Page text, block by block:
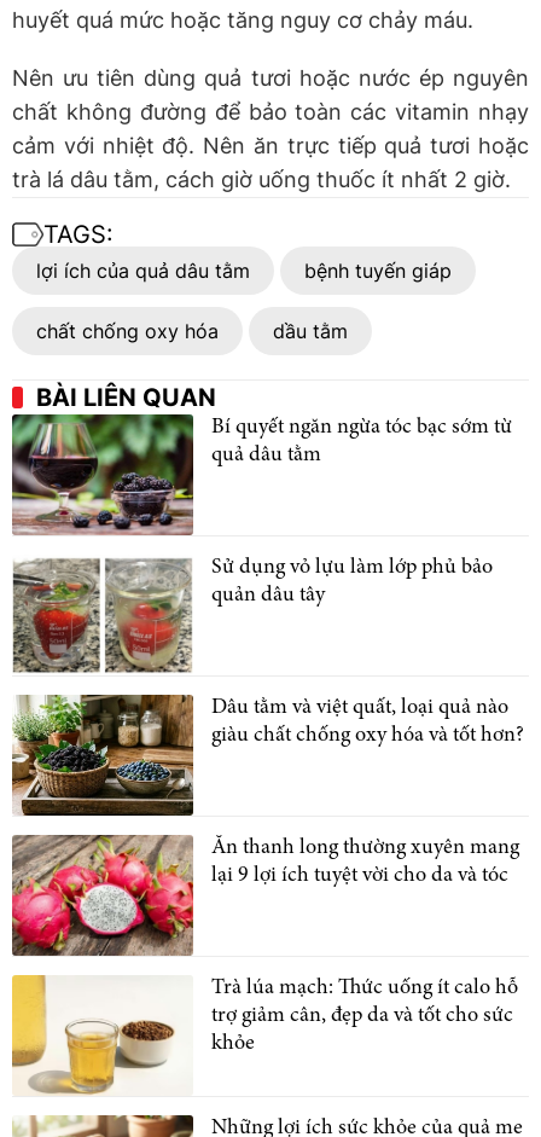
huyết quá mức hoặc tăng nguy cơ chảy máu.
Nên ưu tiên dùng quả tươi hoặc nước ép nguyên
chất không đường để bảo toàn các vitamin nhạy
cảm với nhiệt độ. Nên ăn trực tiếp quả tươi hoặc
trà lá dâu tằm, cách giờ uống thuốc ít nhất 2 giờ.
TAGS:
lợi ích của quả dâu tằm bệnh tuyến giáp
chất chống oxy hóa dầu tằm
BÀI LIÊN QUAN
Bí quyết ngăn ngừa tóc bạc sớm từ
quả dâu tằm
Sử dụng vỏ lựu làm lớp phủ bảo
quản dâu tây
Dâu tằm và việt quất, loại quả nào
giàu chất chống oxy hóa và tốt hơn?
Ăn thanh long thường xuyên mang
lại 9 lợi ích tuyệt vời cho da và tóc
Trà lúa mạch: Thức uống ít calo hỗ
trợ giảm cân, đẹp da và tốt cho sức
khỏe
Những lợi ích sức khỏe của quả me